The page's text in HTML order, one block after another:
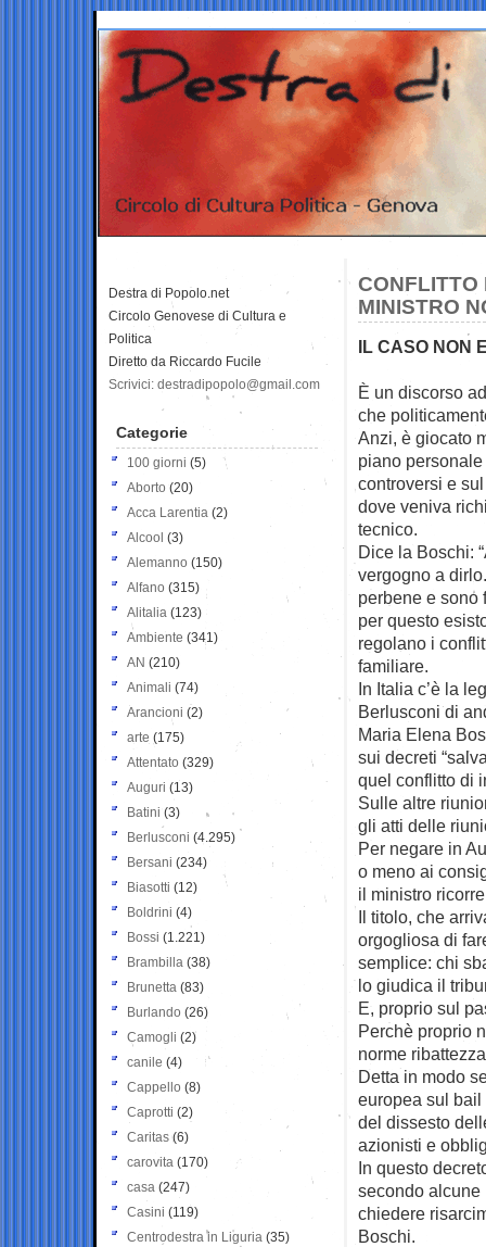
CONFLITTO
MINISTRO
IL CASO NON
È un discorso
che
Anzi, è giocato
piano personale
controversi e
dove veniva
tecnico.
Dice la Boschi:
vergogno a
perbene e sono
per questo
regolano i
familiare.
In Italia c’è la
Berlusconi di
Maria Elena
sui decreti
quel conflitto di
Sulle altre
gli atti delle
Per negare in
o meno ai
il ministro
Il titolo, che
orgogliosa di
semplice: chi
lo giudica il
E, proprio sul
Perchè proprio
norme
Detta in modo
europea sul
del dissesto
azionisti e
In questo
secondo alcune
chiedere
Boschi.
Destra di Popolo.net
Circolo Genovese di Cultura e
Politica
Diretto da Riccardo Fucile
Scrivici: destradipopolo@gmail.com
Categorie
100 giorni (5)
Aborto (20)
Acca Larentia (2)
Alcool (3)
Alemanno (150)
Alfano (315)
Alitalia (123)
Ambiente (341)
AN (210)
Animali (74)
Arancioni (2)
arte (175)
Attentato (329)
Auguri (13)
Batini (3)
Berlusconi (4.295)
Bersani (234)
Biasotti (12)
Boldrini (4)
Bossi (1.221)
Brambilla (38)
Brunetta (83)
Burlando (26)
Camogli (2)
canile (4)
Cappello (8)
Caprotti (2)
Caritas (6)
carovita (170)
casa (247)
Casini (119)
Centrodestra in Liguria (35)